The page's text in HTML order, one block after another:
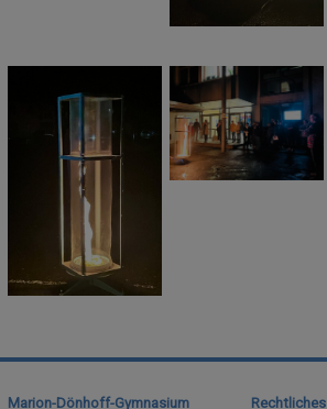
Marion-Dönhoff-Gymnasium Rechtliches